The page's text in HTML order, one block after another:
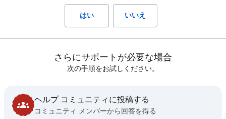
はい いいえ
さらにサポートが必要な場合
次の手順をお試しください。
ヘルプ コミュニティに投稿する
コミュニティ メンバーから回答を得る